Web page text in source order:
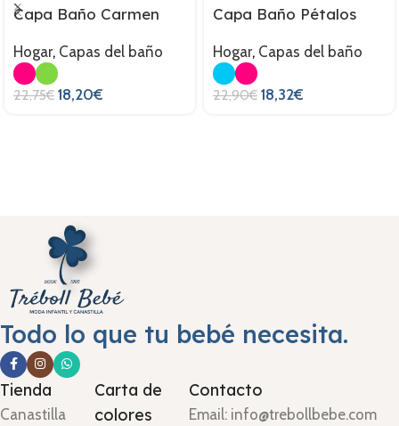
Capa Baño Carmen
Hogar, Capas del baño
22,75€ 18,20€
Capa Baño Pétalos
Hogar, Capas del baño
22,90€ 18,32€
Todo lo que tu bebé necesita.
Tienda
Canastilla
Carta de
colores
Contacto
Email: info@trebollbebe.com